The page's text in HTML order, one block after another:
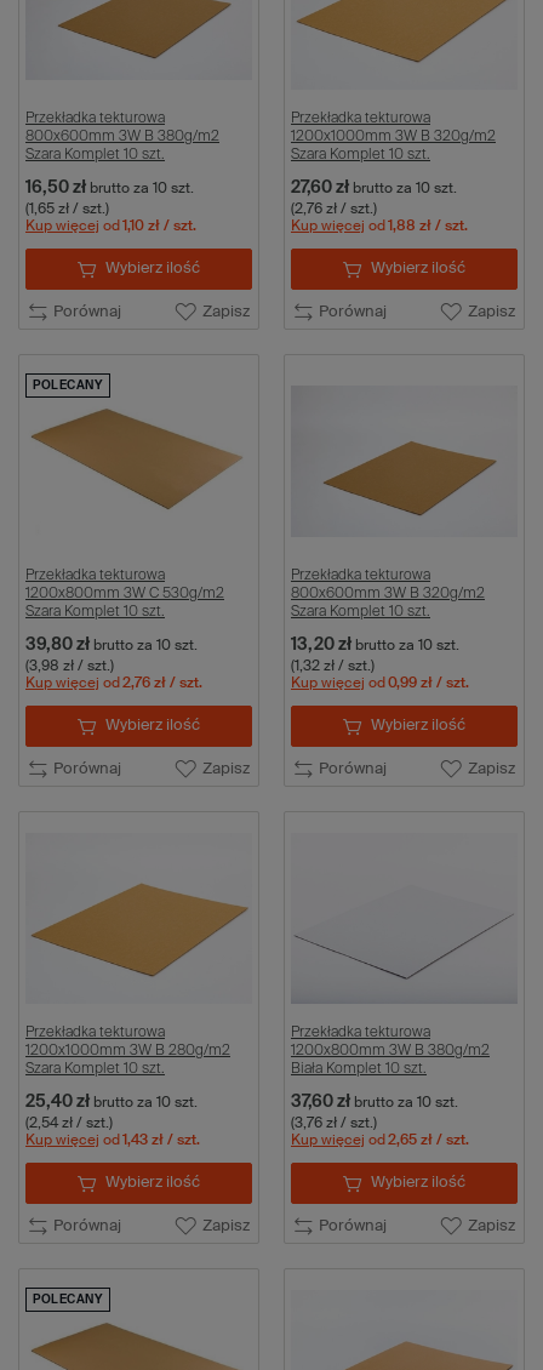
Przekładka tekturowa
800x600mm 3W B 380g/m2
Szara Komplet 10 szt.
16,50 zł brutto za 10 szt.
(1,65 zł / szt.)
Kup więcej od 1,10 zł / szt.
Porównaj Zapisz
Wybierz ilość
Przekładka tekturowa
1200x1000mm 3W B 320g/m2
Szara Komplet 10 szt.
27,60 zł brutto za 10 szt.
(2,76 zł / szt.)
Kup więcej od 1,88 zł / szt.
Porównaj Zapisz
Wybierz ilość
POLECANY
Przekładka tekturowa
1200x800mm 3W C 530g/m2
Szara Komplet 10 szt.
39,80 zł brutto za 10 szt.
(3,98 zł / szt.)
Kup więcej od 2,76 zł / szt.
Porównaj Zapisz
Wybierz ilość
Przekładka tekturowa
800x600mm 3W B 320g/m2
Szara Komplet 10 szt.
13,20 zł brutto za 10 szt.
(1,32 zł / szt.)
Kup więcej od 0,99 zł / szt.
Porównaj Zapisz
Wybierz ilość
Przekładka tekturowa
1200x1000mm 3W B 280g/m2
Szara Komplet 10 szt.
25,40 zł brutto za 10 szt.
(2,54 zł / szt.)
Kup więcej od 1,43 zł / szt.
Porównaj Zapisz
Wybierz ilość
Przekładka tekturowa
1200x800mm 3W B 380g/m2
Biała Komplet 10 szt.
37,60 zł brutto za 10 szt.
(3,76 zł / szt.)
Kup więcej od 2,65 zł / szt.
Porównaj Zapisz
Wybierz ilość
POLECANY